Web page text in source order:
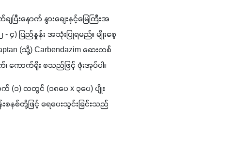
နောက် နွားချေးနှင့်မြေကြီးအ
- ၄) ပြည်နှုန်း အသုံးပြုရမည်။ မျိုးစေ့
(သို့) Carbendazim ဆေးတစ်
က်၊ ကောက်ရိုး စသည်ဖြင့် ဖုံးအုပ်ပါ။
သက် (၁) လတွင် (၁၈ပေ x ၃ပေ) ပျိုး
နစ်တို့ဖြင့် ရေပေးသွင်းခြင်းသည်